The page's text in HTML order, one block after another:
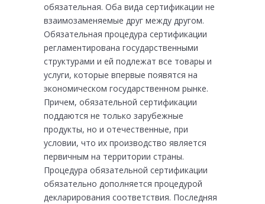
обязательная. Оба вида сертификации не
взаимозаменяемые друг между другом.
Обязательная процедура сертификации
регламентирована государственными
структурами и ей подлежат все товары и
услуги, которые впервые появятся на
экономическом государственном рынке.
Причем, обязательной сертификации
поддаются не только зарубежные
продукты, но и отечественные, при
условии, что их производство является
первичным на территории страны.
Процедура обязательной сертификации
обязательно дополняется процедурой
декларирования соответствия. Последняя